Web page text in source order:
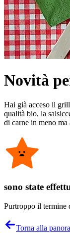
Novità
Hai già acceso il
qualità bio, la
di carne in meno
sono state
Purtroppo il termine
Torna alla